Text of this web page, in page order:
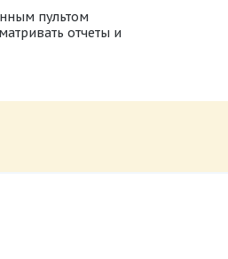
пультом
отчеты и